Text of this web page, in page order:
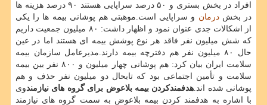
افراد در بخش بستری و ۵۰ درصد سراپایی هستند ۹۰ درصد هزینه ها
در بخشدرمان و سراپایی است.موهبتی هم پوشانی بیمه ها را یكی
از اشكالات جدی عنوان نمود و اظهار داشت: ۸۰ میلیون جمعیت داریم
كه شش میلیون نفر فاقد هر نوع پوشش بیمه ای هستند اما در عین
حال ۸۰ میلیون نفر هم دفترچه بیمه دارند.مدیرعامل سازمان بیمه
سلامت ایران بیان كرد: هم پوشانی چهار میلیون و ۸۰۰ نفر بین بیمه
سلامت و تأمین اجتماعی بود كه تابحال دو میلیون نفر حذف و هم
پوشانی شده اند.هدفمندكردن بیمه بلاعوض برای گروه های نیازمندوی
با اشاره به هدفمند كردن بیمه بلاعوض به سمت گروه های نیازمند